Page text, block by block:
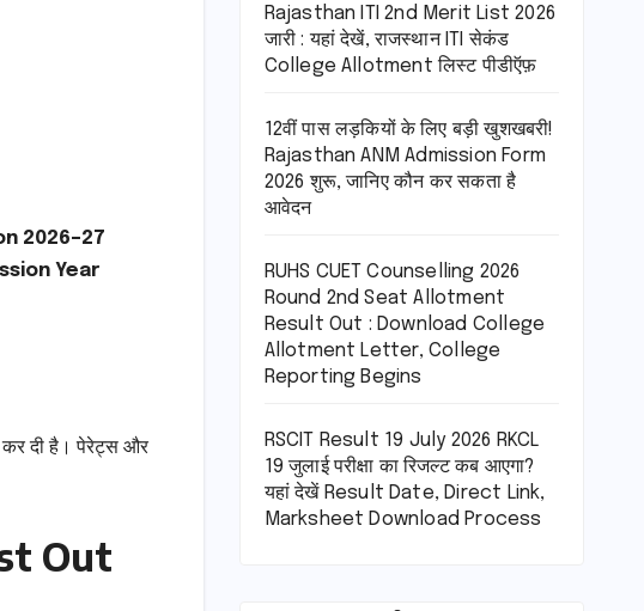
2026–27
Year
कर दी है। पेरेट्स और
Out
Rajasthan ITI 2nd Merit List 2026
जारी : यहां देखें, राजस्थान ITI सेकंड
College Allotment लिस्ट पीडीऍफ़
12वीं पास लड़कियों के लिए बड़ी खुशखबरी!
Rajasthan ANM Admission Form
2026 शुरू, जानिए कौन कर सकता है
आवेदन
RUHS CUET Counselling 2026
Round 2nd Seat Allotment
Result Out : Download College
Allotment Letter, College
Reporting Begins
RSCIT Result 19 July 2026 RKCL
19 जुलाई परीक्षा का रिजल्ट कब आएगा?
यहां देखें Result Date, Direct Link,
Marksheet Download Process